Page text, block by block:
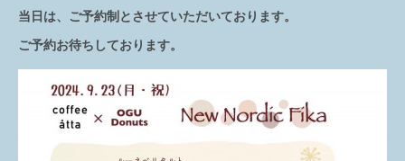
当日は、ご予約制とさせていただいております。
ご予約お待ちしております。